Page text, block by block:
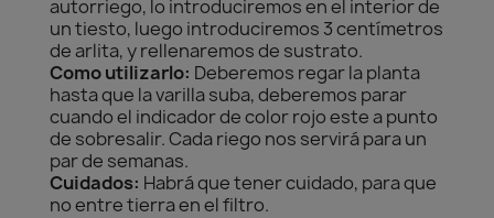
autorriego, lo introduciremos en el interior de
un tiesto, luego introduciremos 3 centímetros
de arlita, y rellenaremos de sustrato.
Como utilizarlo: Deberemos regar la planta
hasta que la varilla suba, deberemos parar
cuando el indicador de color rojo este a punto
de sobresalir. Cada riego nos servirá para un
par de semanas.
Cuidados: Habrá que tener cuidado, para que
no entre tierra en el filtro.